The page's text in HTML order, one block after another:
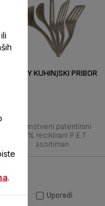
ENJOY KUHINJSKI PRIBOR
Jedinstveni patentirani
95% reciklirani P.E.T
asortiman
Uporedi